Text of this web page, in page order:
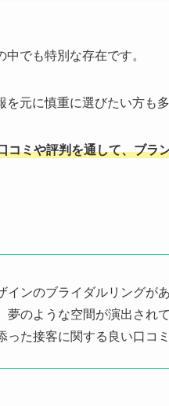
でも特別な存在です。
元に慎重に選びたい方も
コミや評判を通して、ブラ
ンのブライダルリングが
のような空間が演出されて
た接客に関する良い口コミ